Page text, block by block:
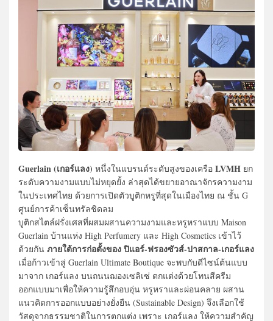
Guerlain (เกอร์แลง) หนึ่งในแบรนด์ระดับสูงของเครือ LVMH ยก
ระดับความงามแบบไม่หยุดยั้ง ล่าสุดได้ขยายอาณาจักรความงาม
ในประเทศไทย ด้วยการเปิดตัวบูติกหรูที่สุดในเมืองไทย ณ ชั้น G
ศูนย์การค้าเซ็นทรัลชิดลม
บูติกสไตล์ฝรั่งเศสที่ผสมผสานความงามและหรูหราแบบ Maison
Guerlain บ้านแห่ง High Perfumery และ High Cosmetics เข้าไว้
ด้วยกัน ภายใต้การก่อตั้งของ ปิแอร์-ฟรองซัวส์-ปาสกาล-เกอร์แลง
เมื่อก้าวเข้าสู่ Guerlain Ultimate Boutique จะพบกับดีไซน์ต้นแบบ
มาจาก เกอร์แลง บนถนนฌองเซลิเซ่ ตกแต่งด้วยโทนสีครีม
ออกแบบมาเพื่อให้ความรู้สึกอบอุ่น หรูหราและผ่อนคลาย ผสาน
แนวคิดการออกแบบอย่างยั่งยืน (Sustainable Design) จึงเลือกใช้
วัสดุจากธรรมชาติในการตกแต่ง เพราะ เกอร์แลง ให้ความสำคัญ